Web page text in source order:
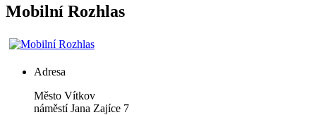
Mobilní Rozhlas
Adresa
Město Vítkov
náměstí Jana Zajíce 7